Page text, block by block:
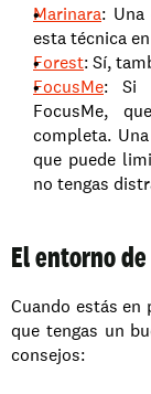
Marinara:
esta técnica
Forest: Sí,
FocusMe: Si
FocusMe,
completa.
que puede
no tengas
El entorno
Cuando estás
que tengas un
consejos: